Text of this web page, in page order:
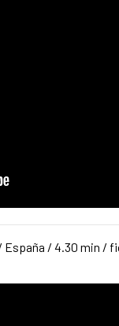
España / 4.30 min /